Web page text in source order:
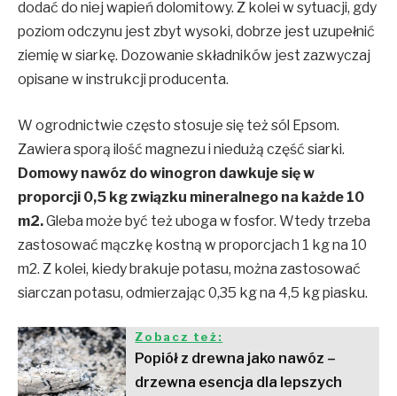
dodać do niej wapień dolomitowy. Z kolei w sytuacji, gdy
poziom odczynu jest zbyt wysoki, dobrze jest uzupełnić
ziemię w siarkę. Dozowanie składników jest zazwyczaj
opisane w instrukcji producenta.
W ogrodnictwie często stosuje się też sól Epsom.
Zawiera sporą ilość magnezu i niedużą część siarki.
Domowy nawóz do winogron dawkuje się w
proporcji 0,5 kg związku mineralnego na każde 10
m2.Gleba może być też uboga w fosfor. Wtedy trzeba
zastosować mączkę kostną w proporcjach 1 kg na 10
m2. Z kolei, kiedy brakuje potasu, można zastosować
siarczan potasu, odmierzając 0,35 kg na 4,5 kg piasku.
Zobacz też:
Popiół z drewna jako nawóz –
drzewna esencja dla lepszych